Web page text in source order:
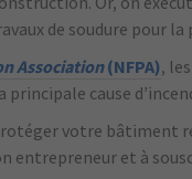
de soudure pour
Association(NFPA),
cause
votre bâtiment
entrepreneur et à